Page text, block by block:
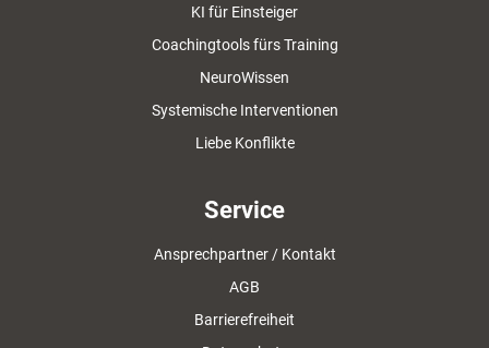
KI für Einsteiger
Coachingtools fürs Training
NeuroWissen
Systemische Interventionen
Liebe Konflikte
Service
Ansprechpartner / Kontakt
AGB
Barrierefreiheit